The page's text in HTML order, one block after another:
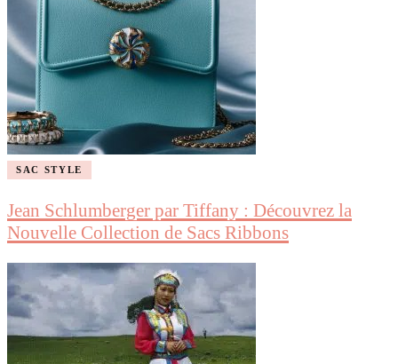
SAC STYLE
Jean Schlumberger par Tiffany : Découvrez la
Nouvelle Collection de Sacs Ribbons